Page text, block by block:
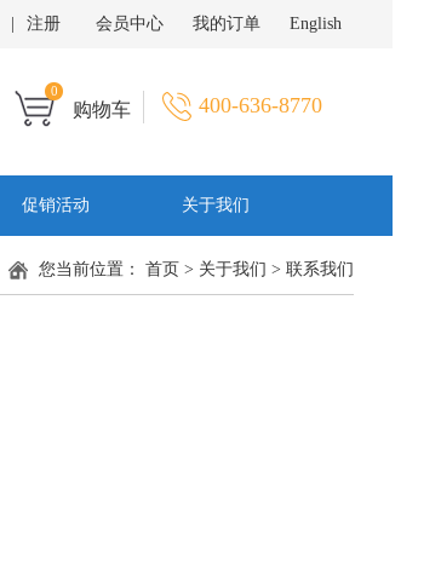
注册 会员中心 我的订单 English
0
购物车 400-636-8770
促销活动 关于我们
您当前位置： 首页 > 关于我们 > 联系我们